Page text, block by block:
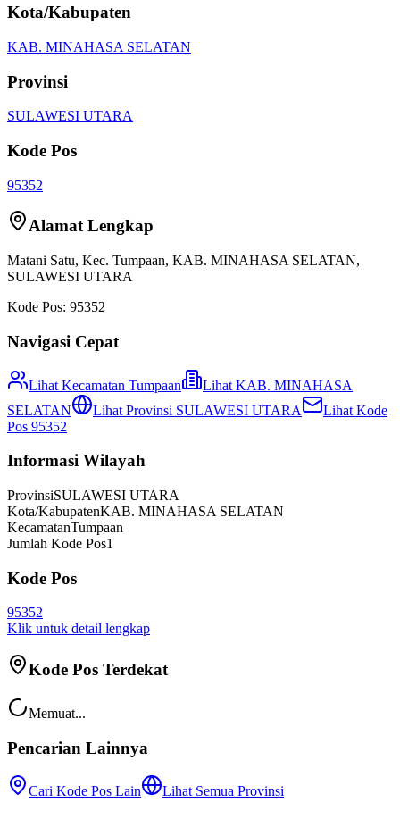
Kota/Kabupaten
KAB. MINAHASA SELATAN
Provinsi
SULAWESI UTARA
Kode Pos
95352
Alamat Lengkap
Matani Satu, Kec. Tumpaan, KAB. MINAHASA SELATAN,
SULAWESI UTARA
Kode Pos: 95352
Navigasi Cepat
Lihat Kecamatan Tumpaan Lihat KAB. MINAHASA
SELATAN
Lihat Provinsi SULAWESI UTARA
Lihat Kode
Pos 95352
Informasi Wilayah
ProvinsiSULAWESI UTARA
Kota/KabupatenKAB. MINAHASA SELATAN
KecamatanTumpaan
Jumlah Kode Pos1
Kode Pos
95352
Klik untuk detail lengkap
Kode Pos Terdekat
Memuat...
Pencarian Lainnya
Cari Kode Pos Lain Lihat Semua Provinsi